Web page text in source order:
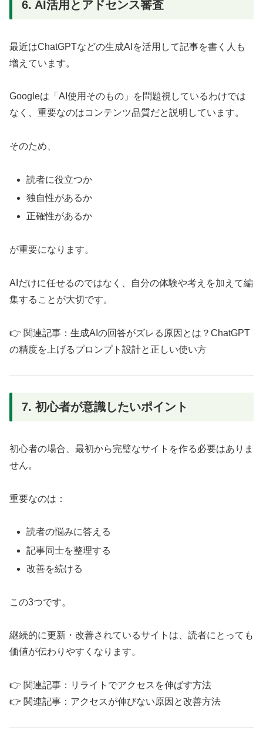
6. AI活用とアドセンス審査
最近はChatGPTなどの生成AIを活用して記事を書く人も
増えています。
Googleは「AI使用そのもの」を問題視しているわけでは
なく、重要なのはコンテンツ品質だと説明しています。
そのため、
読者に役立つか
独自性があるか
正確性があるか
が重要になります。
AIだけに任せるのではなく、自分の体験や考えを加えて編
集することが大切です。
👉 関連記事：生成AIの回答がズレる原因とは？ChatGPT
の精度を上げるプロンプト設計と正しい使い方
7. 初心者が意識したいポイント
初心者の場合、最初から完璧なサイトを作る必要はありま
せん。
重要なのは：
読者の悩みに答える
記事同士を整理する
改善を続ける
この3つです。
継続的に更新・改善されているサイトは、読者にとっても
価値が伝わりやすくなります。
👉 関連記事：リライトでアクセスを伸ばす方法
👉 関連記事：アクセスが伸びない原因と改善方法